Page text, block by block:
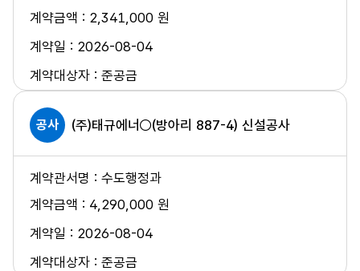
2,341,000 원
2026-08-04
준공금
수도행정과
공사 (주)태규에너○(방아리 887-4) 신설공사
4,290,000 원
2026-08-04
준공금